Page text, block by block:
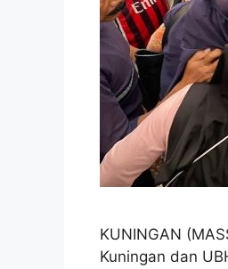
KUNINGAN
Kuningan dan